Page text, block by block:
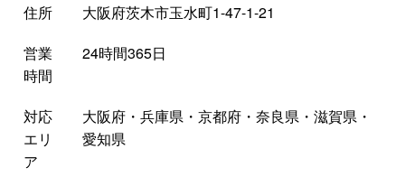
住所
大阪府茨木市玉水町1-47-1-21
営業
時間
24時間365日
対応
エリ
ア
大阪府・兵庫県・京都府・奈良県・滋賀県・
愛知県